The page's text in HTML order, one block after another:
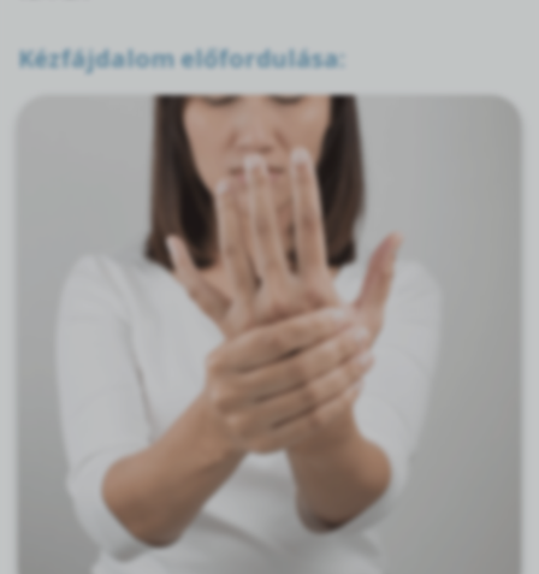
Kézfájdalom előfordulása: